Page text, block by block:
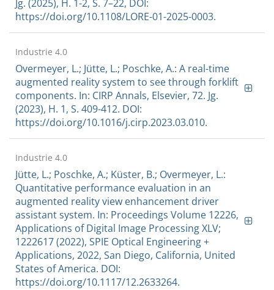
Jg. (2025), H. 1-2, S. 7–22, DOI:
https://doi.org/10.1108/LORE-01-2025-0003.
Industrie 4.0
Overmeyer, L.; Jütte, L.; Poschke, A.: A real-time
augmented reality system to see through forklift
components. In: CIRP Annals, Elsevier, 72. Jg.
(2023), H. 1, S. 409-412. DOI:
https://doi.org/10.1016/j.cirp.2023.03.010.
Industrie 4.0
Jütte, L.; Poschke, A.; Küster, B.; Overmeyer, L.:
Quantitative performance evaluation in an
augmented reality view enhancement driver
assistant system. In: Proceedings Volume 12226,
Applications of Digital Image Processing XLV;
1222617 (2022), SPIE Optical Engineering +
Applications, 2022, San Diego, California, United
States of America. DOI:
https://doi.org/10.1117/12.2633264.